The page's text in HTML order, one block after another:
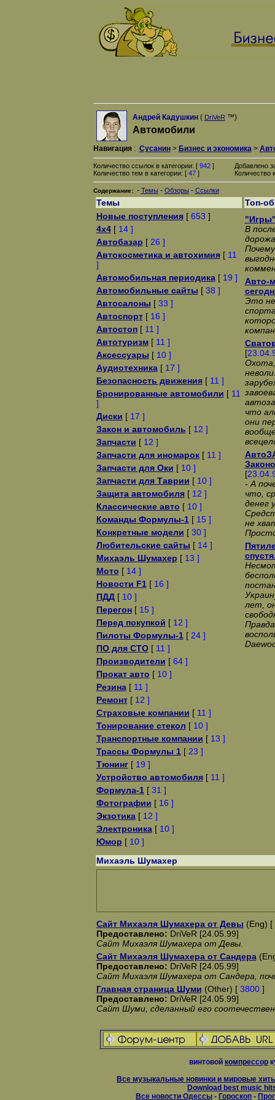
Андрей Кадушкин( DriVeR ™)
Автомобили
Навигация: Сусанин> Бизнес и экономика>
Количество ссылок в категории: [ 942]
Количество тем в категории: [ 47]
Добавлено
Количество
Содержание: - Темы - Обзоры - Ссылки
Темы
Топ-
Новые поступления[ 653 ]
4x4[ 14 ]
Автобазар [ 26 ]
Автокосметика и автохимия[ 11
]
Автомобильная периодика[ 19 ]
Автомобильные сайты [ 38 ]
Автосалоны [ 33 ]
Автоспорт[ 16 ]
Автостоп[ 11 ]
Автотуризм[ 11 ]
Аксессуары [ 10 ]
Аудиотехника[ 17 ]
Безопасность движения[ 11 ]
Бронированные автомобили [ 11
]
Диски [ 17 ]
Закон и автомобиль [ 12 ]
Запчасти [ 12 ]
Запчасти для иномарок[ 11 ]
Запчасти для Оки [ 10 ]
Запчасти для Таврии [ 10 ]
Защита автомобиля[ 12 ]
Классические авто [ 10 ]
Команды Формулы-1[ 15 ]
Конкретные модели [ 30 ]
Любительские сайты [ 14 ]
Михаэль Шумахер [ 13 ]
Мото [ 14 ]
Новости F1[ 16 ]
ПДД[ 10 ]
Перегон[ 15 ]
Перед покупкой [ 12 ]
Пилоты Формулы-1[ 24 ]
ПО для СТО[ 11 ]
Производители [ 64 ]
Прокат авто [ 10 ]
Резина[ 11 ]
Ремонт[ 12 ]
Страховые компании [ 11 ]
Тонирование стекол [ 10 ]
Транспортные компании [ 13 ]
Трассы Формулы 1[ 23 ]
Тюнинг[ 19 ]
Устройство автомобиля[ 11 ]
Формула-1[ 31 ]
Фотографии [ 16 ]
Экзотика[ 12 ]
Электроника[ 10 ]
Юмор [ 10 ]
В
Авто-
Это
[
что
они
[
- А
что,
денег
не
лет,
Михаэль Шумахер
Сайт Михаэля Шумахера от Девы (Eng) [
Предоставлено: DriVeR [24.05.99]
Сайт Михаэля Шумахера от Девы.
Сайт Михаэля Шумахера от Сандера
Предоставлено: DriVeR [24.05.99]
Сайт Михаэля Шумахера от Сандера,
Главная страница Шуми (Other) [ 3800]
Предоставлено: DriVeR [24.05.99]
Сайт Шуми, сделанный его
винтовой компрессор
Все музыкальные новинки и мировые
Download best music
Все новости Одессы - Гороскоп -